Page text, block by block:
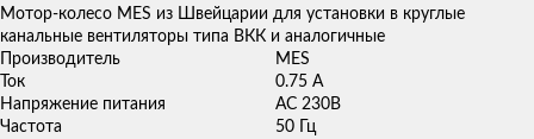
товаров
Мотор-колесо MES из Швейцарии для установки в круглые
канальные вентиляторы типа ВКК и аналогичные
Производитель
MES
Ток
0.75 A
Напряжение питания
AC 230В
Частота
50 Гц